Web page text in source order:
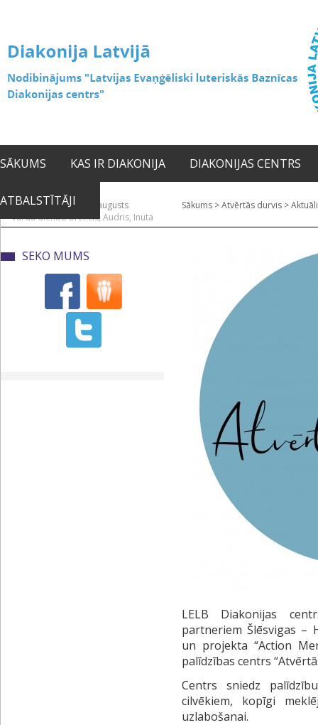
SĀKUMS KAS IR DIAKONIJA DIAKONIJAS CENTRS
ATBALSTĪTĀJI2026. gada 10. augusts
Vārda dienas: Brencis, Audris, Inuta
Sākums >Atvērtās durvis >
SEKO MUMS
LELB Diakonijas
partneriem Šlēsvigas –
un projekta “Action
palīdzības centrs
Centrs sniedz
cilvēkiem, kopīgi
uzlabošanai.